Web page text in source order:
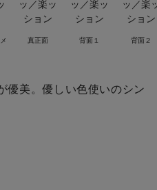
真正面 背面１ 背面２
優美。優しい色使いのシン